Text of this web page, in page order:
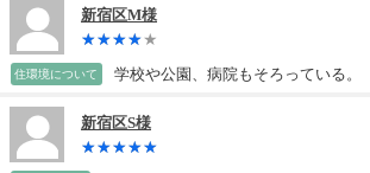
新宿区M様
住環境について 学校や公園、病院もそろっている。
新宿区S様